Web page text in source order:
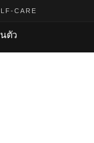
CARE
ตัว